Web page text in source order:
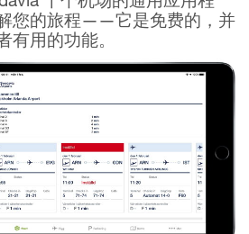
您的旅程——它是免费的，并
有用的功能。